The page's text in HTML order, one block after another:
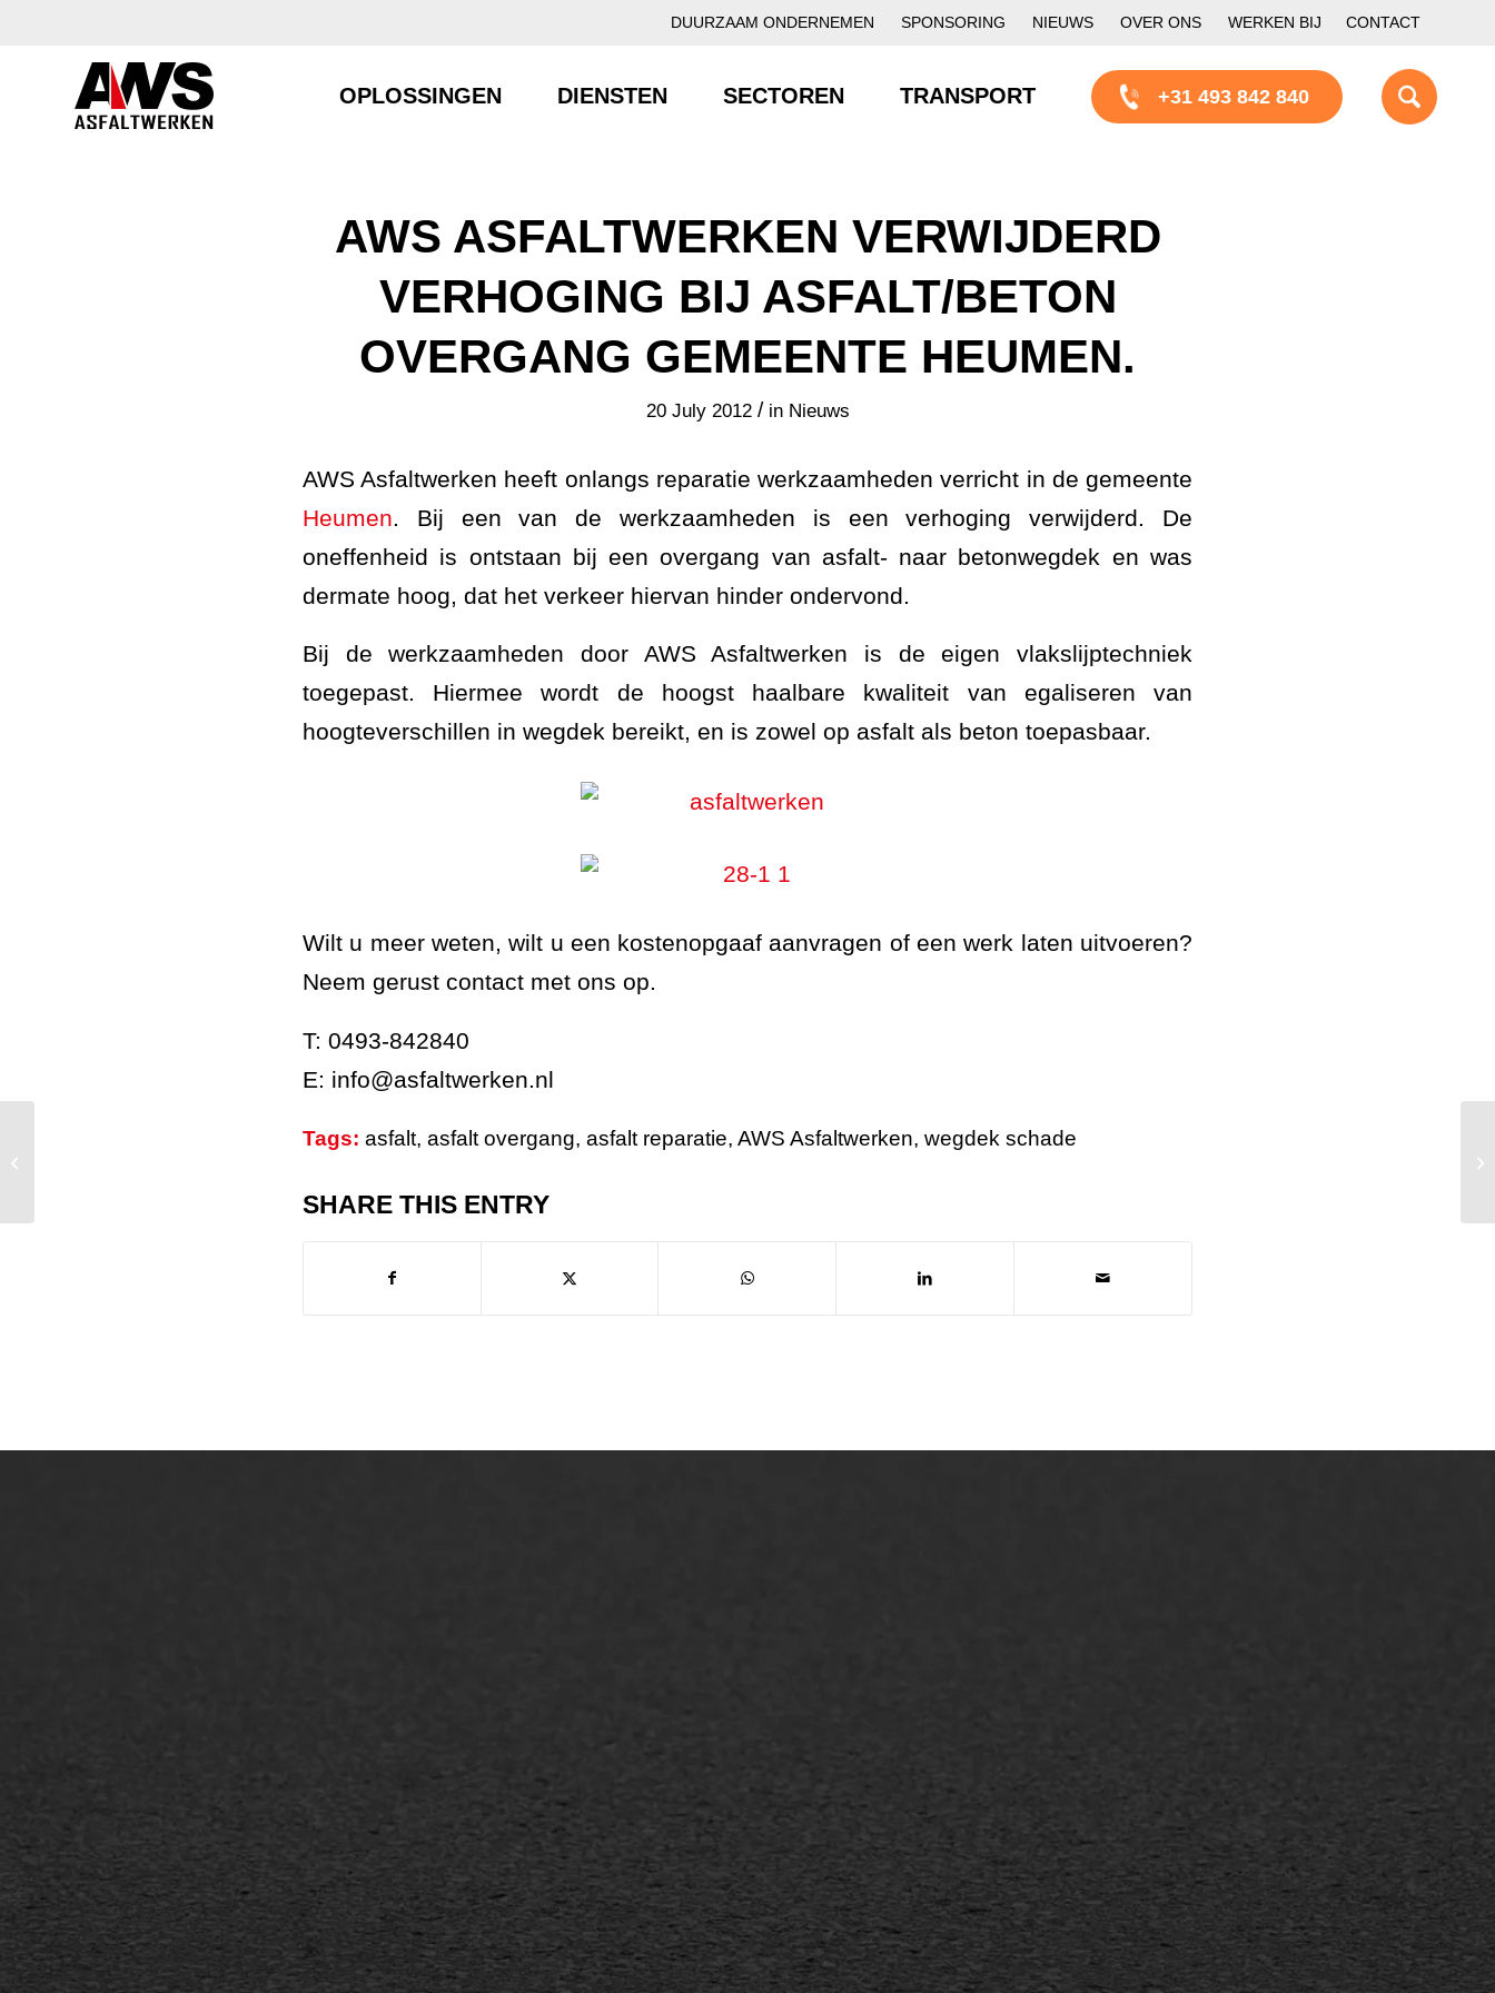
DUURZAAM ONDERNEMEN SPONSORING NIEUWS OVER ONS WERKEN BIJ CONTACT
OPLOSSINGEN DIENSTEN SECTOREN TRANSPORT +31 493 842 840
AWS ASFALTWERKEN VERWIJDERD
VERHOGING BIJ ASFALT/BETON
OVERGANG GEMEENTE HEUMEN.
20 July 2012 / in Nieuws
AWS Asfaltwerken heeft onlangs reparatie werkzaamheden verricht in de gemeente
Heumen . Bij een van de werkzaamheden is een verhoging verwijderd. De
oneffenheid is ontstaan bij een overgang van asfalt- naar betonwegdek en was
dermate hoog, dat het verkeer hiervan hinder ondervond.
Bij de werkzaamheden door AWS Asfaltwerken is de eigen vlakslijptechniek
toegepast. Hiermee wordt de hoogst haalbare kwaliteit van egaliseren van
hoogteverschillen in wegdek bereikt, en is zowel op asfalt als beton toepasbaar.
Wilt u meer weten, wilt u een kostenopgaaf aanvragen of een werk laten uitvoeren?
Neem gerust contact met ons op.
T: 0493-842840
E: info@asfaltwerken.nl
Tags: asfalt, asfalt overgang, asfalt reparatie, AWS Asfaltwerken, wegdek schade
SHARE THIS ENTRY
Markering verlagen
WIJ WERKEN VOOR
GWW aannemers
Bitumineuze voegvulling
Gietasfalt reparatie
Verwijderen markering
Vlakslijpen
Inschrijven nieuwsbrief
Duurzaam ondernemen